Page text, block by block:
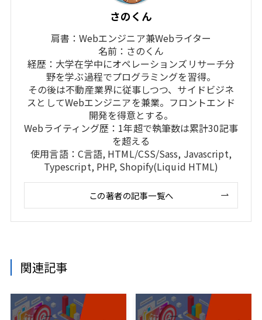
さのくん
肩書：Webエンジニア兼Webライター
名前：さのくん
経歴：大学在学中にオペレーションズリサーチ分
野を学ぶ過程でプログラミングを習得。
その後は不動産業界に従事しつつ、サイドビジネ
スとしてWebエンジニアを兼業。フロントエンド
開発を得意とする。
Webライティング歴：1年超で執筆数は累計30記事
を超える
使用言語：C言語, HTML/CSS/Sass, Javascript,
Typescript, PHP, Shopify(Liquid HTML)
この著者の記事一覧へ
関連記事